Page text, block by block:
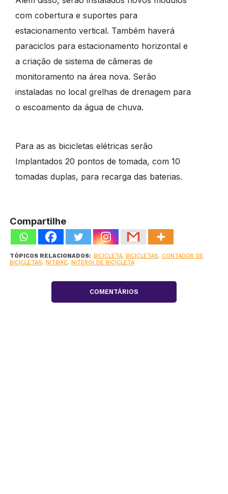
com cobertura e suportes para
estacionamento vertical. Também haverá
paraciclos para estacionamento horizontal e
a criação de sistema de câmeras de
monitoramento na área nova. Serão
instaladas no local grelhas de drenagem para
o escoamento da água de chuva.
Para as as bicicletas elétricas serão
Implantados 20 pontos de tomada, com 10
tomadas duplas, para recarga das baterias.
Compartilhe
TÓPICOS RELACIONADOS: BICICLETA, BICICLETAS, CONTADOR DE
BICICLETAS, NITBIKE, NITEROI DE BICICLETA
COMENTÁRIOS